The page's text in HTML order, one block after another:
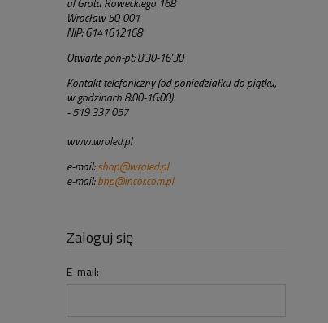
ul Grota Roweckiego 168
Wrocław 50-001
NIP: 6141612168
Otwarte pon-pt: 8'30-16'30
Kontakt telefoniczny (od poniedziałku do piątku,
w godzinach 8:00-16:00)
- 519 337 057
www.wroled.pl
e-mail: shop@wroled.pl
e-mail:bhp@incor.com.pl
Zaloguj się
E-mail: